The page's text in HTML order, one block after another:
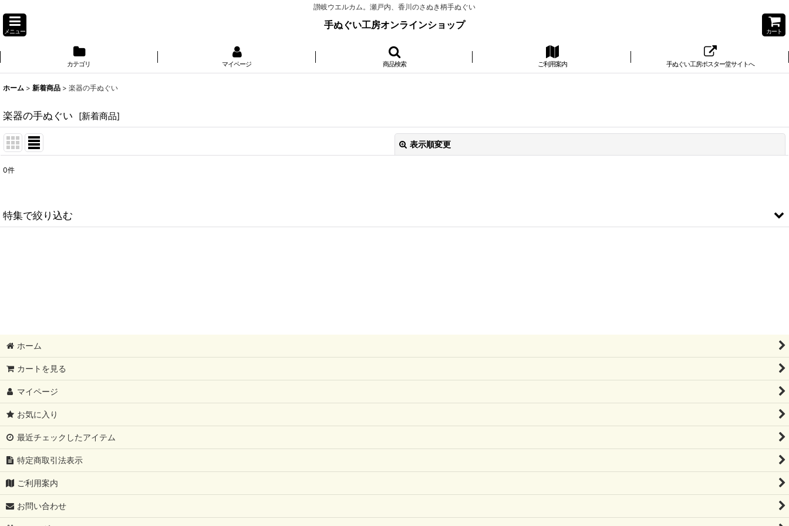
讃岐ウエルカム。瀬戸内、香川のさぬき柄手ぬぐい
メニュー
手ぬぐい工房オンラインショップ
カート
カテゴリ マイページ 商品検索 ご利用案内 手ぬぐい工房ポスター堂サイトへ
ホーム > 新着商品 > 楽器の手ぬぐい
楽器の手ぬぐい [新着商品]
表示順変更
並び順:
0件
特集で絞り込む
SALE商品
500円〜
1,000円〜
3,000円〜
5,000円〜
7,000円〜
ホーム
カートを見る
マイページ
お気に入り
最近チェックしたアイテム
特定商取引法表示
ご利用案内
お問い合わせ